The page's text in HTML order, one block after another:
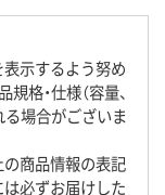
示するよう努め
格・仕様（容量、
る場合がございま
の商品情報の表記
必ずお届けした